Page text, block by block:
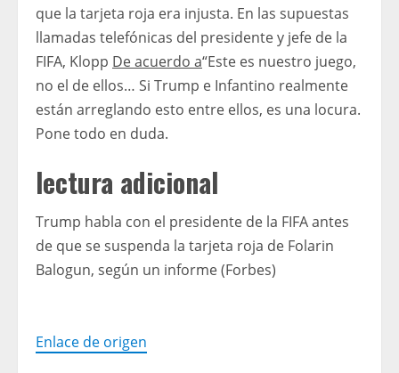
que la tarjeta roja era injusta. En las supuestas
llamadas telefónicas del presidente y jefe de la
FIFA, Klopp De acuerdo a“Este es nuestro juego,
no el de ellos… Si Trump e Infantino realmente
están arreglando esto entre ellos, es una locura.
Pone todo en duda.
lectura adicional
Trump habla con el presidente de la FIFA antes
de que se suspenda la tarjeta roja de Folarin
Balogun, según un informe (Forbes)
Enlace de origen